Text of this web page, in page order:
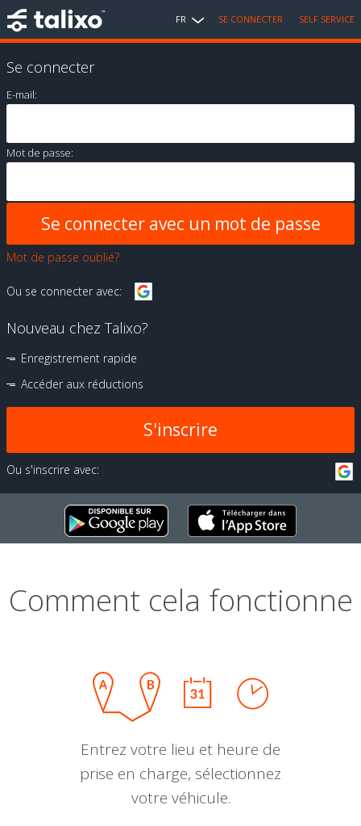
FR SE CONNECTER SELF SERVICE
Se connecter
E-mail:
Mot de passe:
Mot de passe oublié?
Ou se connecter avec:
Nouveau chez Talixo?
Enregistrement rapide
Accéder aux réductions
S'inscrire
Ou s'inscrire avec:
Comment cela fonctionne
Entrez votre lieu et heure de
prise en charge, sélectionnez
votre véhicule.